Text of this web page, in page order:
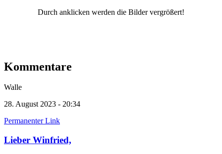
Durch anklicken werden die Bilder vergrößert!
Kommentare
Walle
28. August 2023 - 20:34
Permanenter Link
Lieber Winfried,